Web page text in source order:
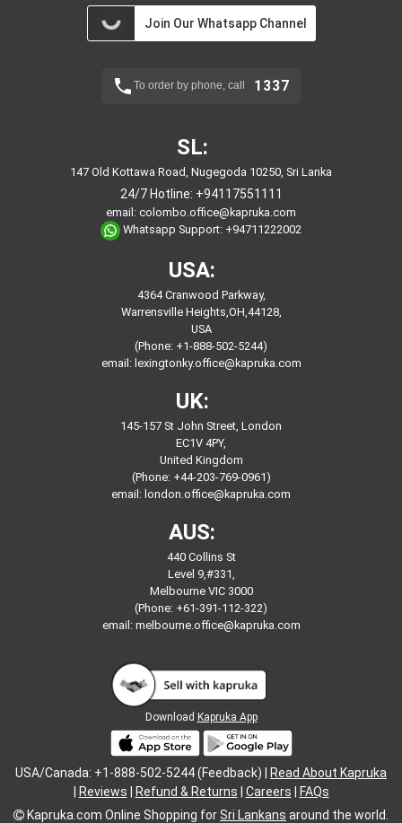
Join Our Whatsapp Channel
To order by phone, call 1337
SL:
147 Old Kottawa Road, Nugegoda 10250, Sri Lanka
24/7 Hotline: +94117551111
email: colombo.office@kapruka.com
Whatsapp Support: +94711222002
USA:
4364 Cranwood Parkway,
Warrensville Heights,OH,44128,
USA
(Phone: +1-888-502-5244)
email: lexingtonky.office@kapruka.com
UK:
145-157 St John Street, London
EC1V 4PY,
United Kingdom
(Phone: +44-203-769-0961)
email: london.office@kapruka.com
AUS:
440 Collins St
Level 9,#331,
Melbourne VIC 3000
(Phone: +61-391-112-322)
email: melbourne.office@kapruka.com
Download Kapruka App
USA/Canada: +1-888-502-5244 (Feedback) |
Read About Kapruka
Reviews Refund & Returns Careers
FAQs
Kapruka.com Online Shopping forSri Lankans around the world.